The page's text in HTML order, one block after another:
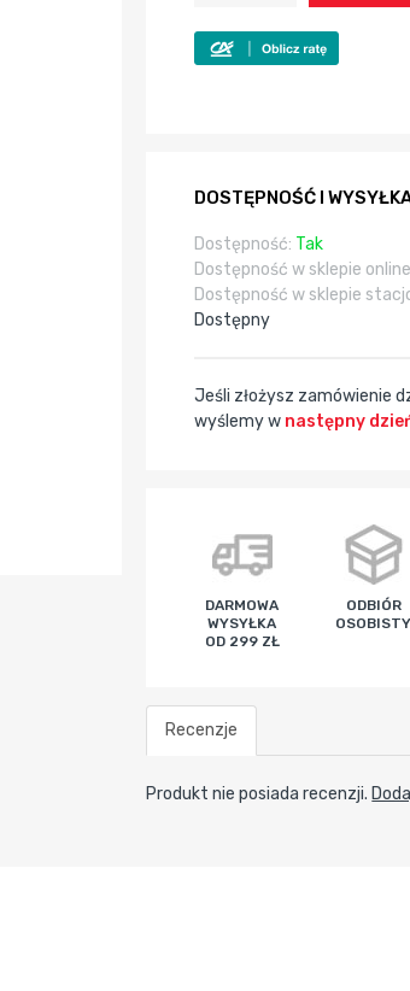
DOSTĘPNOŚĆ I
Dostępność: Tak
Dostępność w sklepie
Dostępność w sklepie
Dostępny
Jeśli złożysz zamówienie
wyślemy w następny
DARMOWA
WYSYŁKA
OD 299 ZŁ
ODBIÓR
OSOBISTY
Recenzje
Produkt nie posiada recenzji.